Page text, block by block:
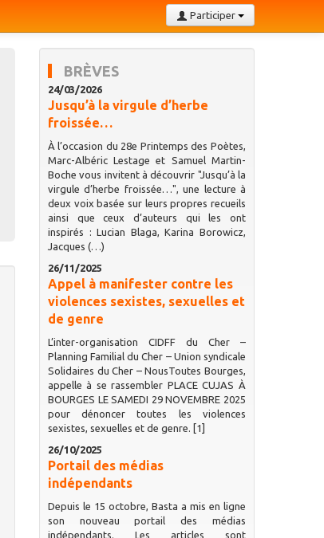
Participer
BRÈVES
24/03/2026
Jusqu’à la virgule d’herbe
froissée…
À l’occasion du 28e Printemps des Poètes,
Marc-Albéric Lestage et Samuel Martin-
Boche vous invitent à découvrir "Jusqu’à la
virgule d’herbe froissée…", une lecture à
deux voix basée sur leurs propres recueils
ainsi que ceux d’auteurs qui les ont
inspirés : Lucian Blaga, Karina Borowicz,
Jacques (…)
26/11/2025
Appel à manifester contre les
violences sexistes, sexuelles et
de genre
L’inter-organisation CIDFF du Cher –
Planning Familial du Cher – Union syndicale
Solidaires du Cher – NousToutes Bourges,
appelle à se rassembler PLACE CUJAS À
BOURGES LE SAMEDI 29 NOVEMBRE 2025
pour dénoncer toutes les violences
sexistes, sexuelles et de genre. [1]
26/10/2025
Portail des médias
indépendants
Depuis le 15 octobre, Basta a mis en ligne
son nouveau portail des médias
indépendants. Les articles sont